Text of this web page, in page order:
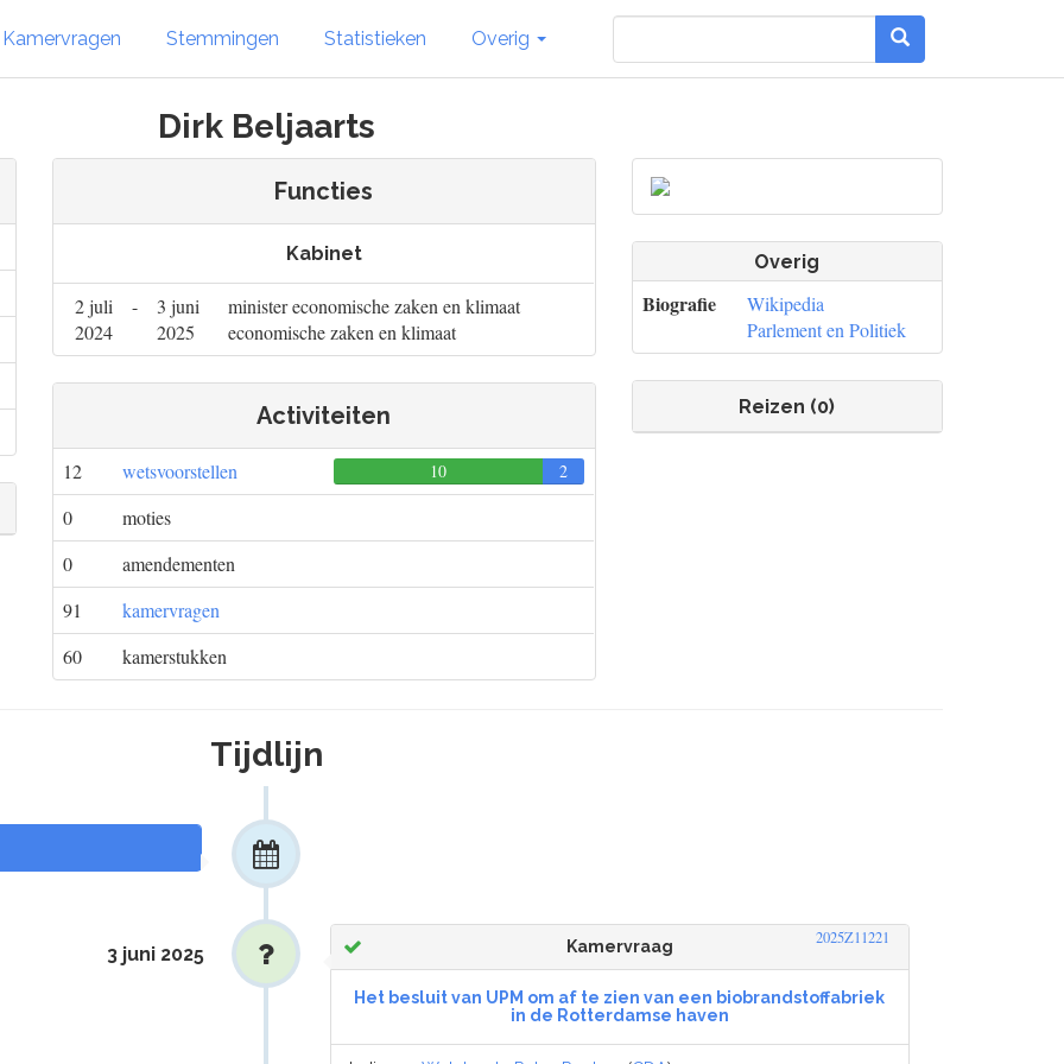
Kamervragen Stemmingen Statistieken Overig
Dirk Beljaarts
Functies
Kabinet
2 juli
2024
-
3 juni
2025
minister economische zaken en klimaat
economische zaken en klimaat
Activiteiten
12 wetsvoorstellen 10 2
0
moties
0
amendementen
91
kamervragen
60
kamerstukken
Overig
Biografie
Wikipedia
Parlement en Politiek
Reizen (0)
Tijdlijn
Kamervraag 2025Z11221
Het besluit van UPM om af te zien van een biobrandstoffabriek
in de Rotterdamse haven
3 juni 2025